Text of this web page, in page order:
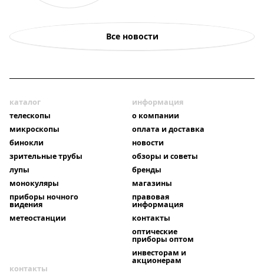
Все новости
каталог
телескопы
микроскопы
бинокли
зрительные трубы
лупы
монокуляры
приборы ночного
видения
метеостанции
информация
о компании
оплата и доставка
новости
обзоры и советы
бренды
магазины
правовая
информация
контакты
оптические
приборы оптом
инвесторам и
акционерам
контакты